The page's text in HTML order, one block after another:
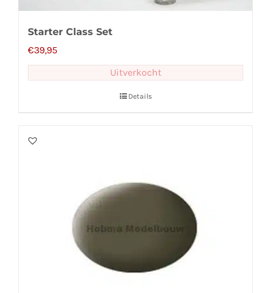
Starter Class Set
€39,95
Uitverkocht
Details